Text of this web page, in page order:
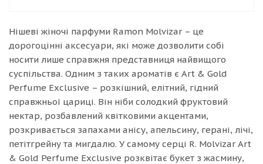
Нішеві жіночі парфуми Ramon Molvizar – це
дорогоцінні аксесуари, які може дозволити собі
носити лише справжня представниця найвищого
суспільства. Одним з таких ароматів є Art & Gold
Perfume Exclusive – розкішний, елітний, гідний
справжньої цариці. Він ніби солодкий фруктовий
нектар, розбавлений квітковими акцентами,
розкривається запахами анісу, апельсину, герані, лічі,
петітгрейну та мигдалю. У самому серці R. Molvizar Art
& Gold Perfume Exclusive розквітає букет з жасмину,